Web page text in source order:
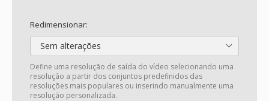
Redimensionar:
Sem alterações
Define uma resolução de saída do vídeo selecionando uma
resolução a partir dos conjuntos predefinidos das
resoluções mais populares ou inserindo manualmente uma
resolução personalizada.